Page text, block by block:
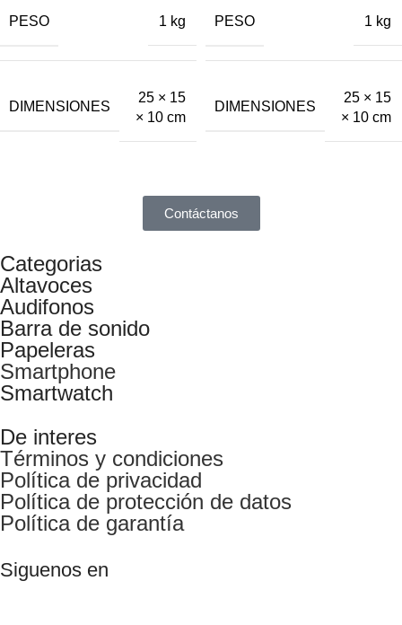
PESO 1 kg
DIMENSIONES
25 × 15
× 10 cm
PESO 1 kg
DIMENSIONES
25 × 15
× 10 cm
Contáctanos
Categorias
Altavoces
Audifonos
Barra de sonido
Papeleras
Smartphone
Smartwatch
De interes
Términos y condiciones
Política de privacidad
Política de protección de datos
Política de garantía
Siguenos en